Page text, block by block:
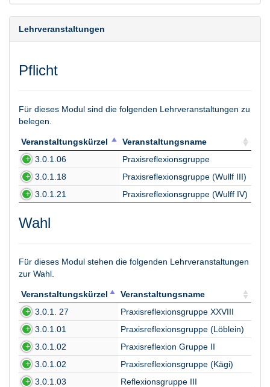
Lehrveranstaltungen
Pflicht
Für dieses Modul sind die folgenden Lehrveranstaltungen zu
belegen.
Veranstaltungskürzel
Veranstaltungsname
Veranstaltungskürzel
Veranstaltungsname
3.0.1.06
Praxisreflexionsgruppe
3.0.1.18
Praxisreflexionsgruppe (Wullf III)
3.0.1.21
Praxisreflexionsgruppe (Wulff IV)
Wahl
Für dieses Modul stehen die folgenden Lehrveranstaltungen
zur Wahl.
Veranstaltungskürzel
Veranstaltungsname
Veranstaltungskürzel
Veranstaltungsname
3.0.1. 27
Praxisreflexionsgruppe XXVIII
3.0.1.01
Praxisreflexionsgruppe (Löblein)
3.0.1.02
Praxisreflexion Gruppe II
3.0.1.02
Praxisreflexionsgruppe (Kägi)
3.0.1.03
Reflexionsgruppe III